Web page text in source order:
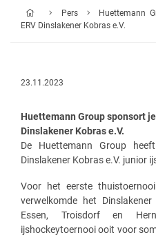
Pers
Huettemann
ERV Dinslakener Kobras e.V.
23.11.2023
Huettemann Group sponsort
Dinslakener Kobras e.V.
De Huettemann Group
Dinslakener Kobras e.V. junior
Voor het eerste
verwelkomde het
Essen, Troisdorf en
ijshockeytoernooi ooit voor